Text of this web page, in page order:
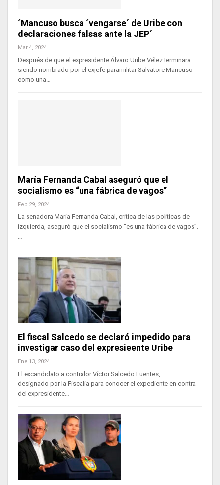
´Mancuso busca ´vengarse´ de Uribe con
declaraciones falsas ante la JEP´
Mar 4, 2024
Después de que el expresidente Álvaro Uribe Vélez terminara
siendo nombrado por el exjefe paramilitar Salvatore Mancuso,
como una…
María Fernanda Cabal aseguró que el
socialismo es “una fábrica de vagos”
Feb 29, 2024
La senadora María Fernanda Cabal, crítica de las políticas de
izquierda, aseguró que el socialismo “es una fábrica de vagos”.
…
El fiscal Salcedo se declaró impedido para
investigar caso del expresieente Uribe
Ene 13, 2024
El excandidato a contralor Víctor Salcedo Fuentes,
designado por la Fiscalía para conocer el expediente en contra
del expresidente…